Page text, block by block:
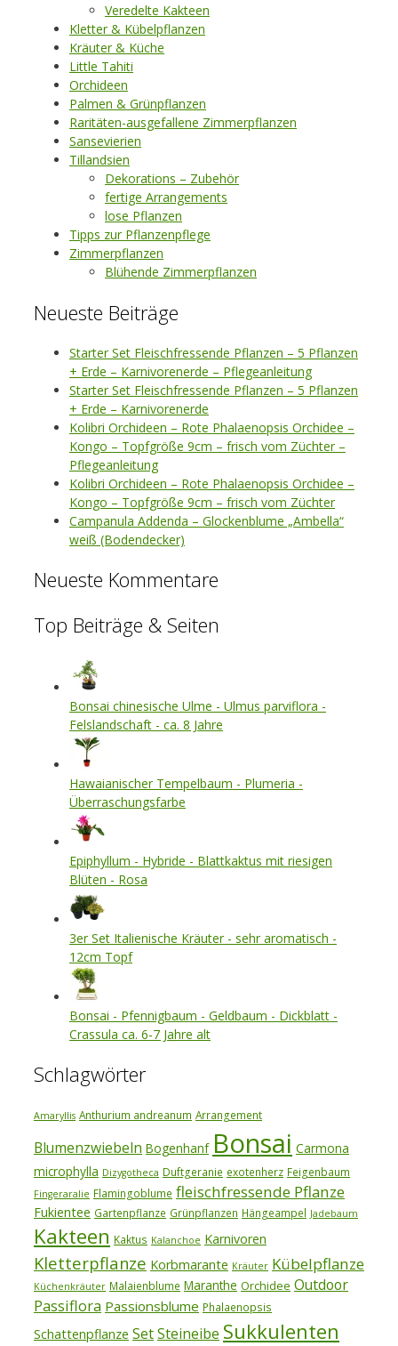
Veredelte Kakteen
Kletter & Kübelpflanzen
Kräuter & Küche
Little Tahiti
Orchideen
Palmen & Grünpflanzen
Raritäten-ausgefallene Zimmerpflanzen
Sansevierien
Tillandsien
Dekorations – Zubehör
fertige Arrangements
lose Pflanzen
Tipps zur Pflanzenpflege
Zimmerpflanzen
Blühende Zimmerpflanzen
Neueste Beiträge
Starter Set Fleischfressende Pflanzen – 5 Pflanzen
+ Erde – Karnivorenerde – Pflegeanleitung
Starter Set Fleischfressende Pflanzen – 5 Pflanzen
+ Erde – Karnivorenerde
Kolibri Orchideen – Rote Phalaenopsis Orchidee –
Kongo – Topfgröße 9cm – frisch vom Züchter –
Pflegeanleitung
Kolibri Orchideen – Rote Phalaenopsis Orchidee –
Kongo – Topfgröße 9cm – frisch vom Züchter
Campanula Addenda – Glockenblume „Ambella“
weiß (Bodendecker)
Neueste Kommentare
Top Beiträge & Seiten
Bonsai chinesische Ulme - Ulmus parviflora -
Felslandschaft - ca. 8 Jahre
Hawaianischer Tempelbaum - Plumeria -
Überraschungsfarbe
Epiphyllum - Hybride - Blattkaktus mit riesigen
Blüten - Rosa
3er Set Italienische Kräuter - sehr aromatisch -
12cm Topf
Bonsai - Pfennigbaum - Geldbaum - Dickblatt -
Crassula ca. 6-7 Jahre alt
Schlagwörter
Amaryllis Anthurium andreanum Arrangement
Blumenzwiebeln Bogenhanf Bonsai Carmona
microphylla Dizygotheca Duftgeranie exotenherz Feigenbaum
Fingeraralie Flamingoblume fleischfressende Pflanze
Fukientee Gartenpflanze Grünpflanzen Hängeampel Jadebaum
Kakteen Kaktus Kalanchoe Karnivoren
Kletterpflanze Korbmarante Kräuter Kübelpflanze
Küchenkräuter Malaienblume Maranthe Orchidee Outdoor
Passiflora Passionsblume Phalaenopsis
Schattenpflanze SetSteineibe Sukkulenten